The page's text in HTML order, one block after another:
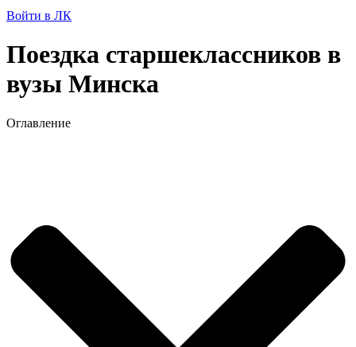
Войти в ЛК
Поездка старшеклассников в
вузы Минска
Оглавление